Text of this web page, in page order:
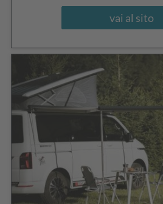
vai al sito